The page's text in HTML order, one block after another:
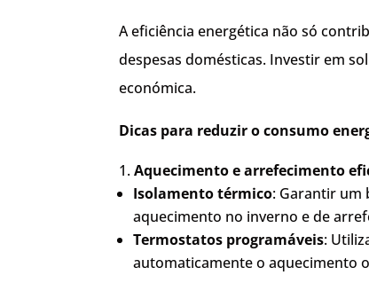
A eficiência energética não só
despesas domésticas. Investir em
económica.
Dicas para reduzir o consumo
Aquecimento e arrefecimento
Isolamento térmico: Garantir um
aquecimento no inverno e de
Termostatos programáveis:
automaticamente o aquecimento